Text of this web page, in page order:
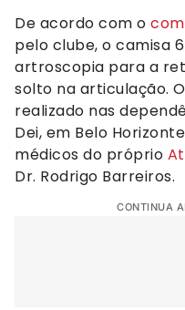
De acordo com o
pelo clube, o camisa
artroscopia para a
solto na articulação.
realizado nas
Dei, em Belo
médicos do próprio
Dr. Rodrigo Barreiros.
CONTINUA